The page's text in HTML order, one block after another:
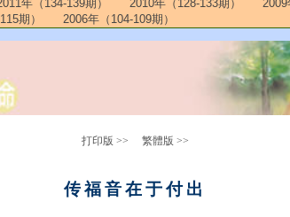
年（134-139期） 2010年（128-133期）
2009
期） 2006年（104-109期）
打印版 >> 繁體版 >>
传福音在于付出